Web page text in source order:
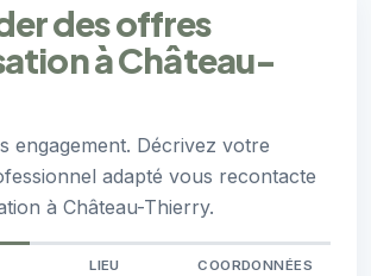
des offres
à Château-
engagement. Décrivez votre
adapté vous recontacte
à Château-Thierry.
LIEU COORDONNÉES